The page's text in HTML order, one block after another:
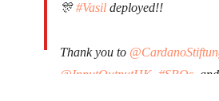
🎊#Vasil deployed!!
Thank you to
@InputOutputHK #SPOs ,